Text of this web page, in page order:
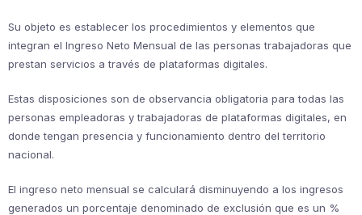
Su objeto es establecer los procedimientos y elementos que
integran el Ingreso Neto Mensual de las personas trabajadoras que
prestan servicios a través de plataformas digitales.
Estas disposiciones son de observancia obligatoria para todas las
personas empleadoras y trabajadoras de plataformas digitales, en
donde tengan presencia y funcionamiento dentro del territorio
nacional.
El ingreso neto mensual se calculará disminuyendo a los ingresos
generados un porcentaje denominado de exclusión que es un %